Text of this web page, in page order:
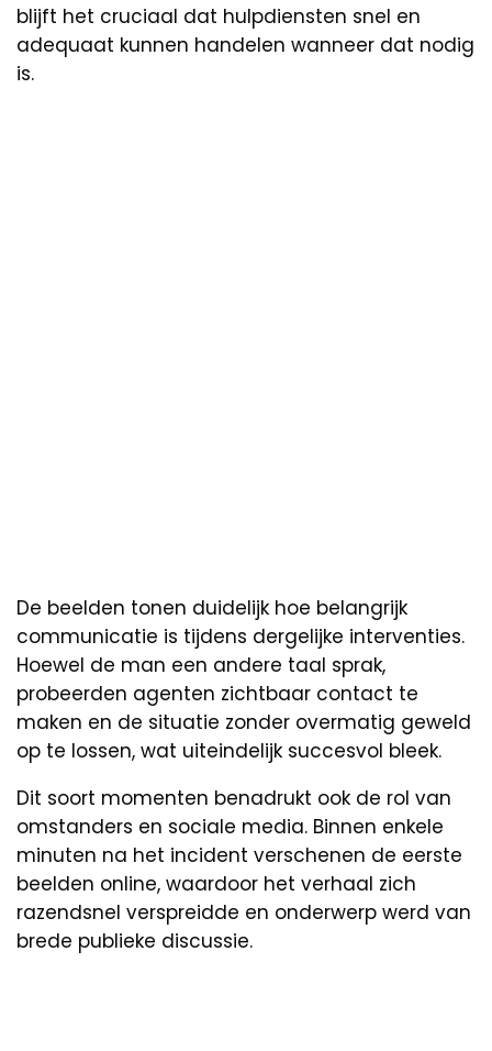
blijft het cruciaal dat hulpdiensten snel en
adequaat kunnen handelen wanneer dat nodig
is.
De beelden tonen duidelijk hoe belangrijk
communicatie is tijdens dergelijke interventies.
Hoewel de man een andere taal sprak,
probeerden agenten zichtbaar contact te
maken en de situatie zonder overmatig geweld
op te lossen, wat uiteindelijk succesvol bleek.
Dit soort momenten benadrukt ook de rol van
omstanders en sociale media. Binnen enkele
minuten na het incident verschenen de eerste
beelden online, waardoor het verhaal zich
razendsnel verspreidde en onderwerp werd van
brede publieke discussie.